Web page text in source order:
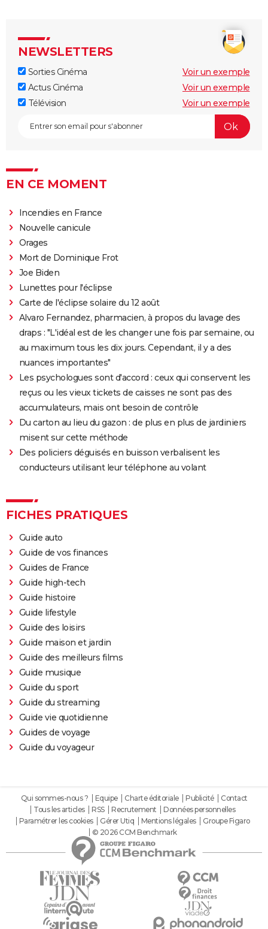
Kaamelott, premier volet : quand sort la suite du film
au cinéma ?
La Cité de la peur : Valérie Lemercier a fait une
bourde lors du tournage, l'avez-vous remarquée à
l'écran ?
Qu'est-ce qu'on a fait au Bon Dieu 3 : une suite est-
Les Tuche 4 : la mort de Michel Blanc a été "terrible"
pour Jean-Paul Rouve
En même temps
Les Aventures de Rabbi Jacob
L'Origine du monde
OSS 117 3 : que disent les critiques sur le film ?
Monty Python, Sacré Graal
The French Dispatch : faut-il voir le dernier Wes
Anderson ? Critiques
La Traversée
Gaston Lagaffe : intrigue, avis, streaming... Tout sur
l'adaptation de la BD culte
NEWSLETTERS
Sorties Cinéma
Voir un exemple
Actus Cinéma
Voir un exemple
Télévision
Voir un exemple
EN CE MOMENT
Incendies en France
Nouvelle canicule
Orages
Mort de Dominique Frot
Joe Biden
Lunettes pour l'éclipse
Carte de l'éclipse solaire du 12 août
Alvaro Fernandez, pharmacien, à propos du lavage des
draps : "L'idéal est de les changer une fois par semaine, ou
au maximum tous les dix jours. Cependant, il y a des
nuances importantes"
Les psychologues sont d'accord : ceux qui conservent les
reçus ou les vieux tickets de caisses ne sont pas des
accumulateurs, mais ont besoin de contrôle
Du carton au lieu du gazon : de plus en plus de jardiniers
misent sur cette méthode
Des policiers déguisés en buisson verbalisent les
conducteurs utilisant leur téléphone au volant
FICHES PRATIQUES
Guide auto
Guide de vos finances
Guides de France
Guide high-tech
Guide histoire
Guide lifestyle
Guide des loisirs
Guide maison et jardin
Guide des meilleurs films
Guide musique
Guide du sport
Guide du streaming
Guide vie quotidienne
Guides de voyage
Guide du voyageur
Qui sommes-nous ? Equipe Charte éditoriale Publicité
Contact
Tous les articles
RSS Recrutement
Données personnelles
Paramétrer les cookies
Gérer Utiq Mentions légales
Groupe Figaro
© 2026 CCM Benchmark